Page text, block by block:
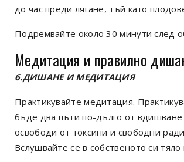
до час преди лягане, тъй като
Подремвайте около 30 минути след
Медитация и правилно
6.ДИШАНЕ И МЕДИТАЦИЯ
Практикувайте медитация.
бъде два пъти по-дълго от
освободи от токсини и свободни
Вслушвайте се в собственото си